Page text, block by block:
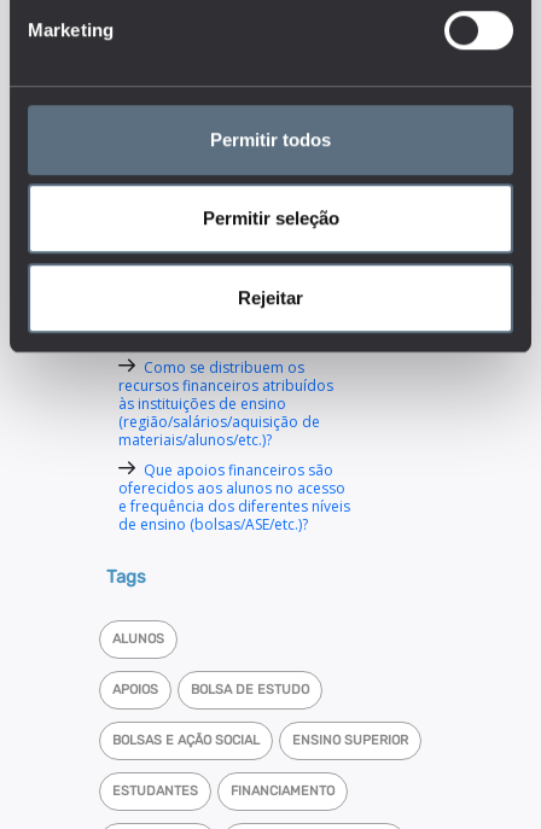
Marketing
Permitir todos
Permitir seleção
Rejeitar
Qual o nível de participação
Que apoios sociais (ação
social escolar, apoio à integração
de minorias, apoios
pedagógicos, apoios
psicológicos, apoios aos alunos
com necessidades educativas
mercado de trabalho, etc.) são
pelas instituições de educação?
Como se distribuem os
recursos financeiros atribuídos
às instituições de ensino
(região/salários/aquisição de
materiais/alunos/etc.)?
Que apoios financeiros são
oferecidos aos alunos no acesso
e frequência dos diferentes níveis
de ensino (bolsas/ASE/etc.)?
Tags
ALUNOS
APOIOS BOLSA DE ESTUDO
BOLSAS E AÇÃO SOCIAL ENSINO SUPERIOR
ESTUDANTES FINANCIAMENTO